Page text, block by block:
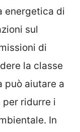
energetica di
sul
di
la classe
può aiutare a
ridurre i
In